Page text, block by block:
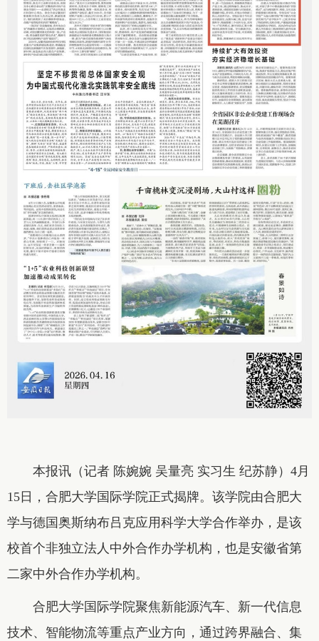
本报讯（记者 陈婉婉 吴量亮 实习生 纪苏静）4月
15日，合肥大学国际学院正式揭牌。该学院由合肥大
学与德国奥斯纳布吕克应用科学大学合作举办，是该
校首个非独立法人中外合作办学机构，也是安徽省第
二家中外合作办学机构。
合肥大学国际学院聚焦新能源汽车、新一代信息
技术、智能物流等重点产业方向，通过跨界融合、集